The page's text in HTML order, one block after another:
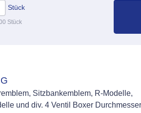
Stück
Stück
Sitzbankemblem, R-Modelle,
und div. 4 Ventil Boxer Durchmesser